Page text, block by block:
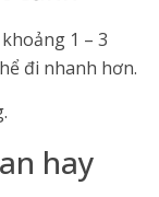
1 – 3
đi nhanh hơn.
hay